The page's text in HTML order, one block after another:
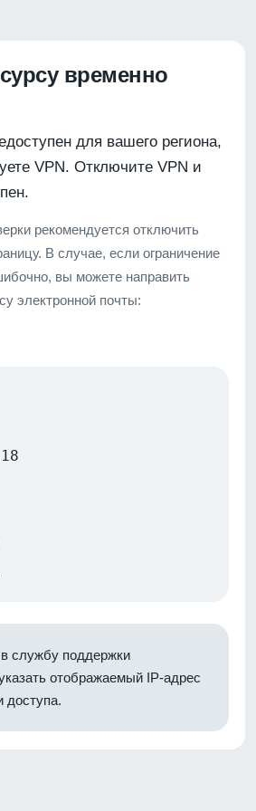
временно
для вашего региона,
VPN. Отключите VPN и
рекомендуется отключить
В случае, если ограничение
вы можете направить
электронной почты:
службу поддержки
отображаемый IP-адрес
доступа.